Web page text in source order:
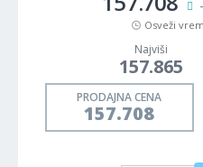
Osveži
Najviši
157.865
PRODAJNA CENA
157.708